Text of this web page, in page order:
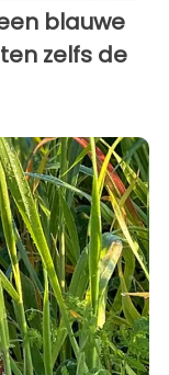
blauwe
zelfs de